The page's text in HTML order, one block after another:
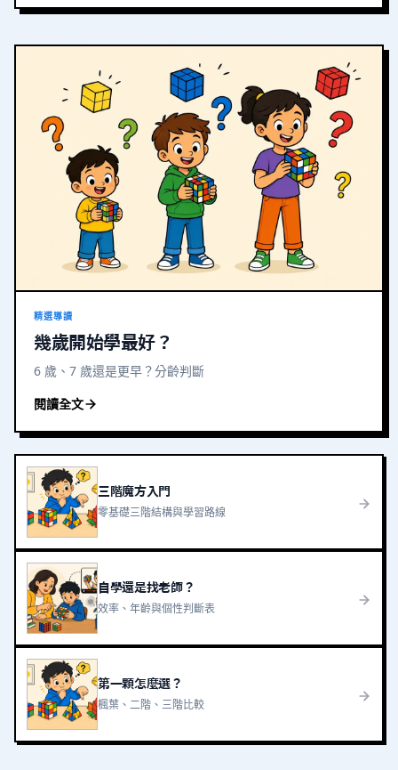
精選導讀
幾歲開始學最好？
6 歲、7 歲還是更早？分齡判斷
閱讀全文
三階魔方入門
零基礎三階結構與學習路線
自學還是找老師？
效率、年齡與個性判斷表
第一顆怎麼選？
楓葉、二階、三階比較